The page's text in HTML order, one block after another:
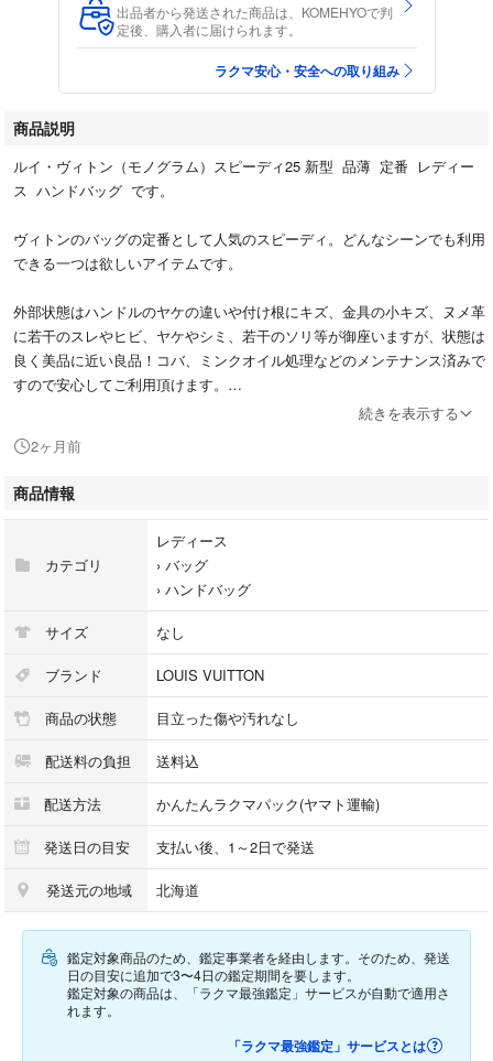
出品者から発送された商品は、KOMEHYOで判
定後、購入者に届けられます。
ラクマ安心・安全への取り組み
商品説明
ルイ・ヴィトン（モノグラム）スピーディ25 新型 品薄 定番 レディー
ス ハンドバッグ です。
ヴィトンのバッグの定番として人気のスピーディ。どんなシーンでも利用
できる一つは欲しいアイテムです。
外部状態はハンドルのヤケの違いや付け根にキズ、金具の小キズ、ヌメ革
に若干のスレやヒビ、ヤケやシミ、若干のソリ等が御座いますが、状態は
良く美品に近い良品！コバ、ミンクオイル処理などのメンテナンス済みで
すので安心してご利用頂けます。
※ミンクオイル処理は革に栄養を与えひび割れを防ぎますが1ランクほど色
スでご利用いただけます。
内部状態はクリーニング済みでは御座いますが、若干の香水臭？が御座い
※当商品は鑑定済み（本物保証）及び表面、内面クリーニング、ミンクオ
イル処理、防臭殺菌処理、補修メンテナンスを行っておりますので品質状
態、保証面で安心してご利用して頂けます。
＜商品説明＞
ブランド：LOUIS VUITTON（ルイヴィトン）
商品名 ：スピーディ25（M41109）
素材 ：モノグラム
サイズ ：H(高):20cm×W(幅):25cm×D(厚):15.5cm
ポケット：内側ファスナーポケット×1
付属品 ：底板、カデナ、鍵×1
製造番号：シリアル（写真四枚目右下）
参考定価：-円（新品価格）※廃盤品(近似モデルで28万円前後)
●キズ：あり
●スレ：若干
●シミ：若干
●汚れ：なし（クリーニング済み）
続きを表示する
2ヶ月前
商品情報
カテゴリ
レディース
› バッグ
› ハンドバッグ
サイズ なし
ブランド LOUIS VUITTON
商品の状態 目立った傷や汚れなし
配送料の負担 送料込
配送方法 かんたんラクマパック(ヤマト運輸)
発送日の目安 支払い後、1～2日で発送
発送元の地域 北海道
鑑定対象商品のため、鑑定事業者を経由します。そのため、発送
日の目安に追加で3〜4日の鑑定期間を要します。
鑑定対象の商品は、「ラクマ最強鑑定」サービスが自動で適用さ
れます。
「ラクマ最強鑑定」サービスとは